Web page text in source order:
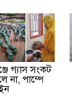
গ্যাস সংকট
না, পাম্পে